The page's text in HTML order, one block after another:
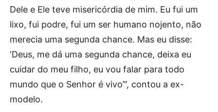
Dele e Ele teve misericórdia de mim. Eu fui um
lixo, fui podre, fui um ser humano nojento, não
merecia uma segunda chance. Mas eu disse:
‘Deus, me dá uma segunda chance, deixa eu
cuidar do meu filho, eu vou falar para todo
mundo que o Senhor é vivo’”, contou a ex-
modelo.